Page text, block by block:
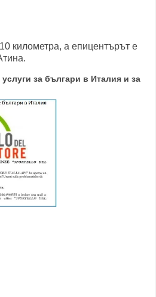
километра, а епицентърът е
за българи в Италия и за